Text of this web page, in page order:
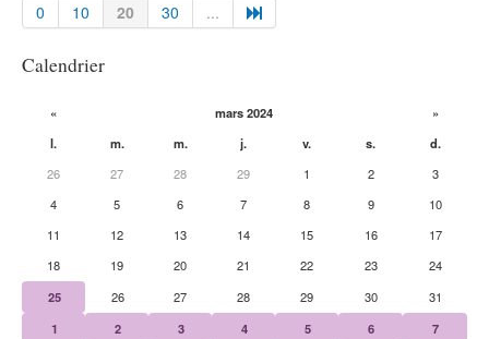
0 10 20 30 ...
Calendrier
« mars 2024
»
l.
m. m. j. v. s.
d.
26
27 28 29 1 2
3
4
5 6 7 8 9
10
11
12 13 14 15 16
17
18
19 20 21 22 23
24
25
26 27 28 29 30
31
1
2 3 4 5 6 7